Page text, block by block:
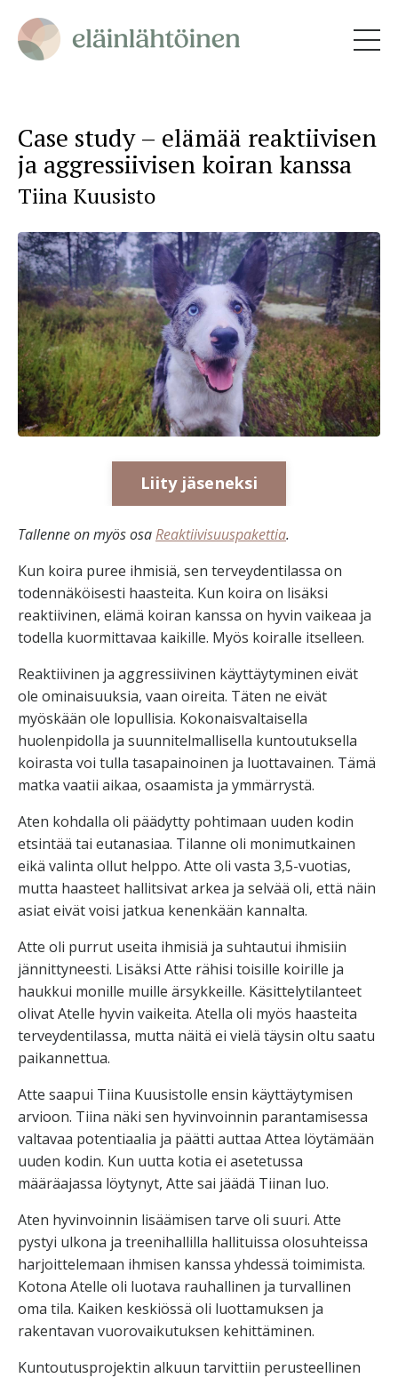
Case study – elämää reaktiivisen
ja aggressiivisen koiran kanssa
Tiina Kuusisto
Liity jäseneksi
Tallenne on myös osaReaktiivisuuspakettia.
Kun koira puree ihmisiä, sen terveydentilassa on
todennäköisesti haasteita. Kun koira on lisäksi
reaktiivinen, elämä koiran kanssa on hyvin vaikeaa ja
todella kuormittavaa kaikille. Myös koiralle itselleen.
Reaktiivinen ja aggressiivinen käyttäytyminen eivät
ole ominaisuuksia, vaan oireita. Täten ne eivät
myöskään ole lopullisia. Kokonaisvaltaisella
huolenpidolla ja suunnitelmallisella kuntoutuksella
koirasta voi tulla tasapainoinen ja luottavainen. Tämä
matka vaatii aikaa, osaamista ja ymmärrystä.
Aten kohdalla oli päädytty pohtimaan uuden kodin
etsintää tai eutanasiaa. Tilanne oli monimutkainen
eikä valinta ollut helppo. Atte oli vasta 3,5-vuotias,
mutta haasteet hallitsivat arkea ja selvää oli, että näin
asiat eivät voisi jatkua kenenkään kannalta.
Atte oli purrut useita ihmisiä ja suhtautui ihmisiin
jännittyneesti. Lisäksi Atte rähisi toisille koirille ja
haukkui monille muille ärsykkeille. Käsittelytilanteet
olivat Atelle hyvin vaikeita. Atella oli myös haasteita
terveydentilassa, mutta näitä ei vielä täysin oltu saatu
paikannettua.
Atte saapui Tiina Kuusistolle ensin käyttäytymisen
arvioon. Tiina näki sen hyvinvoinnin parantamisessa
valtavaa potentiaalia ja päätti auttaa Attea löytämään
uuden kodin. Kun uutta kotia ei asetetussa
määräajassa löytynyt, Atte sai jäädä Tiinan luo.
Aten hyvinvoinnin lisäämisen tarve oli suuri. Atte
pystyi ulkona ja treenihallilla hallituissa olosuhteissa
harjoittelemaan ihmisen kanssa yhdessä toimimista.
Kotona Atelle oli luotava rauhallinen ja turvallinen
oma tila. Kaiken keskiössä oli luottamuksen ja
rakentavan vuorovaikutuksen kehittäminen.
Kuntoutusprojektin alkuun tarvittiin perusteellinen